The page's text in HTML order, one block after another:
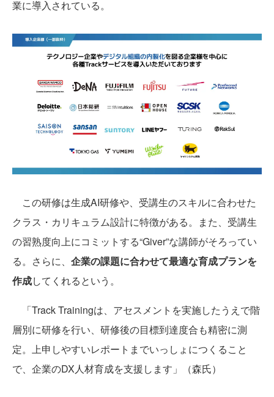
業に導入されている。
この研修は生成AI研修や、受講生のスキルに合わせた
クラス・カリキュラム設計に特徴がある。また、受講生
の習熟度向上にコミットする“Giver”な講師がそろってい
る。さらに、 企業の課題に合わせて最適な育成プランを
作成してくれるという。
「Track Trainingは、アセスメントを実施したうえで階
層別に研修を行い、研修後の目標到達度合も精密に測
定。上申しやすいレポートまでいっしょにつくること
で、企業のDX人材育成を支援します」（森氏）